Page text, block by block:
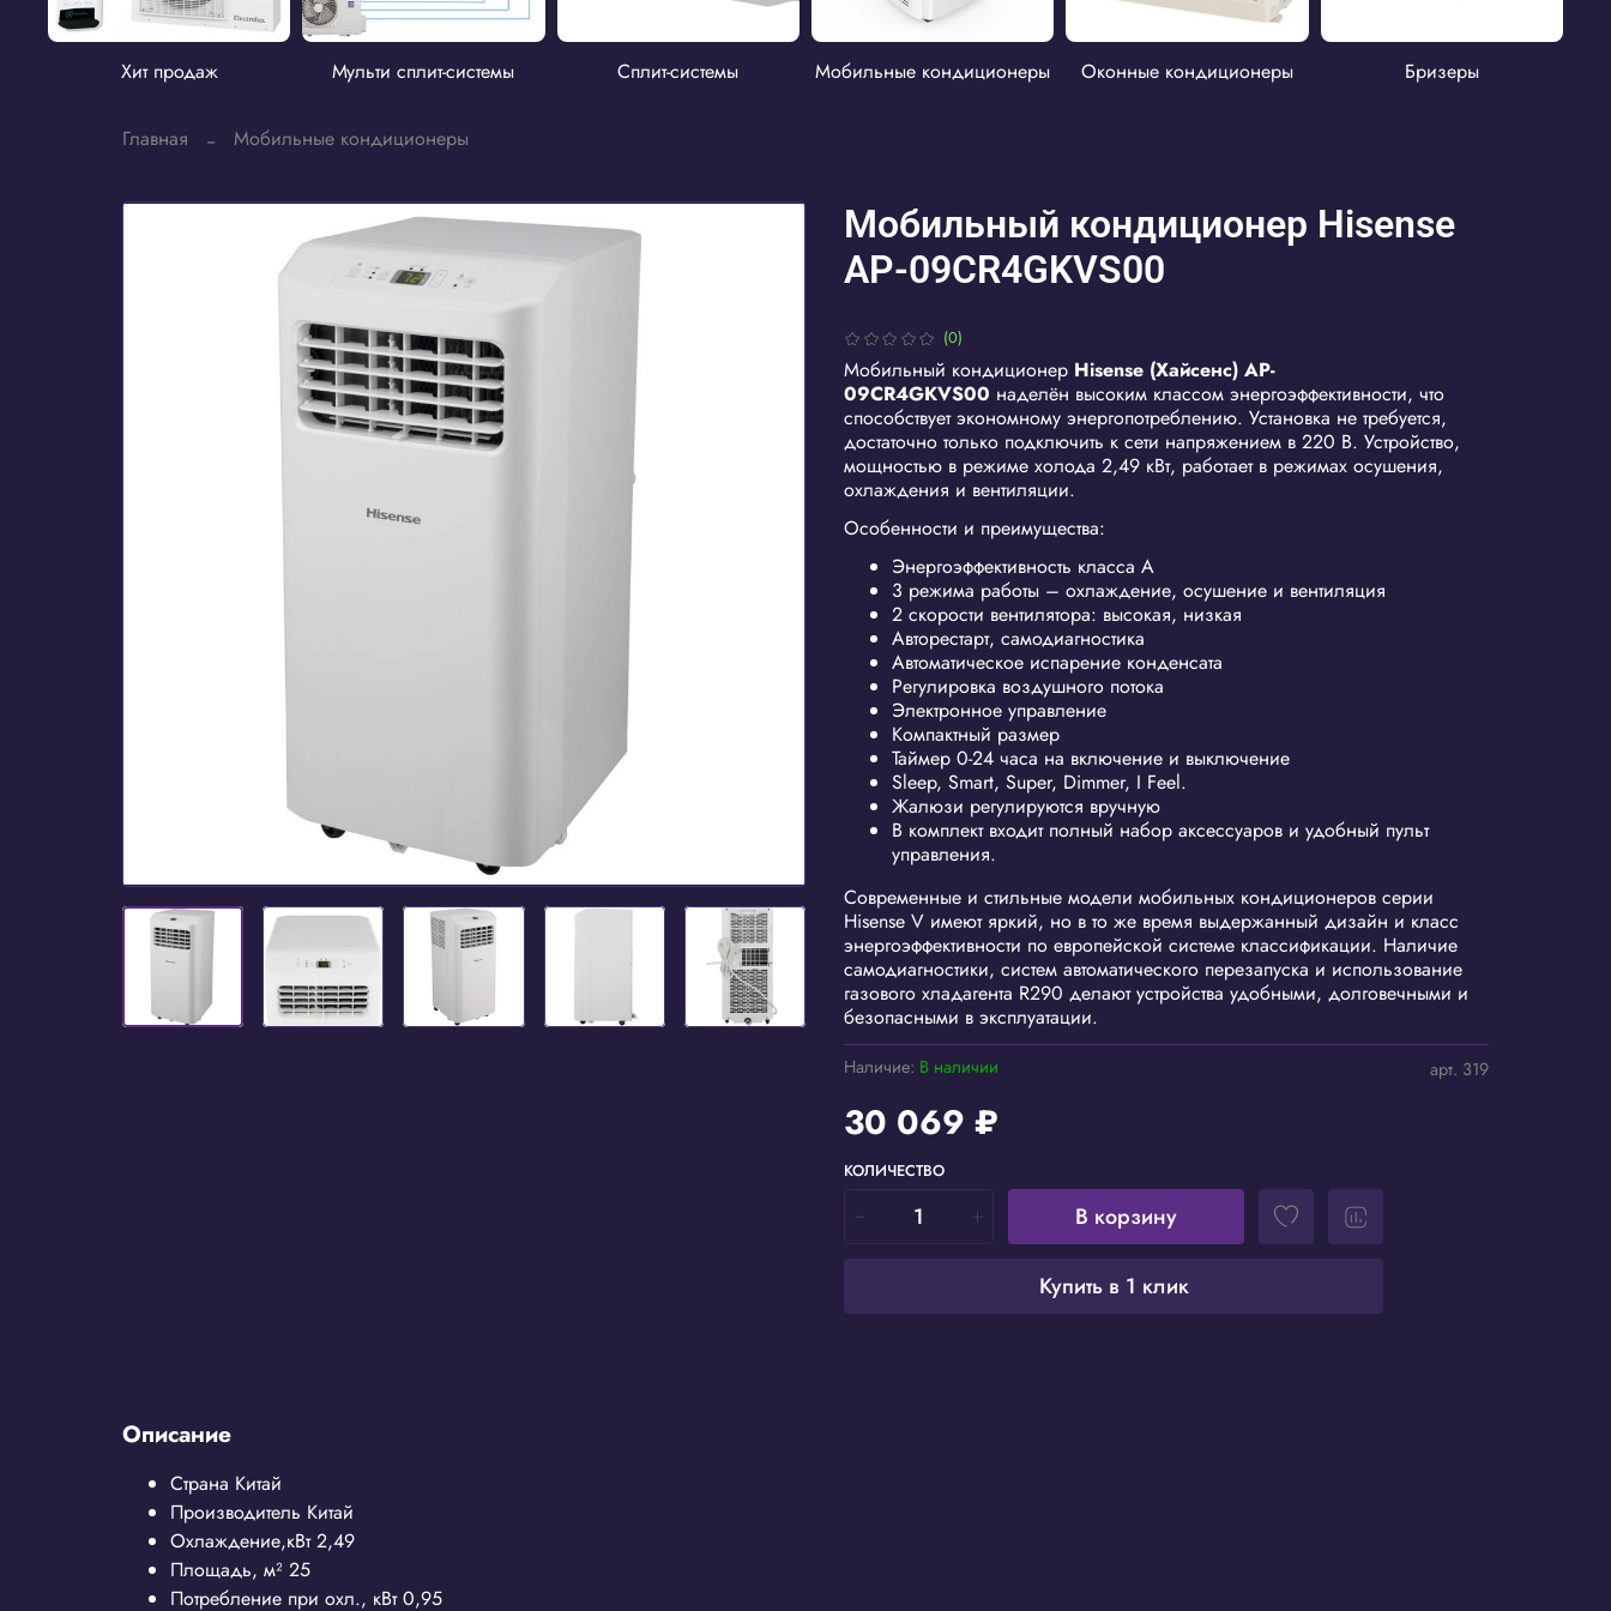
Хит продаж Мульти сплит-системы Сплит-системы Мобильные кондиционеры Оконные кондиционеры Бризеры
Главная Мобильные кондиционеры
(0)
арт. 319
Наличие: В наличии
Мобильный кондиционер Hisense
AP-09CR4GKVS00
30 069 ₽
КОЛИЧЕСТВО
В корзину
Купить в 1 клик
Мобильный кондиционер Hisense (Хайсенс) AP-
09CR4GKVS00 наделён высоким классом энергоэффективности, что
способствует экономному энергопотреблению. Установка не требуется,
достаточно только подключить к сети напряжением в 220 В. Устройство,
мощностью в режиме холода 2,49 кВт, работает в режимах осушения,
охлаждения и вентиляции.
Особенности и преимущества:
Энергоэффективность класса А
3 режима работы – охлаждение, осушение и вентиляция
2 скорости вентилятора: высокая, низкая
Авторестарт, самодиагностика
Автоматическое испарение конденсата
Регулировка воздушного потока
Электронное управление
Компактный размер
Таймер 0-24 часа на включение и выключение
Sleep, Smart, Super, Dimmer, I Feel.
Жалюзи регулируются вручную
В комплект входит полный набор аксессуаров и удобный пульт
управления.
Современные и стильные модели мобильных кондиционеров серии
Hisense V имеют яркий, но в то же время выдержанный дизайн и класс
энергоэффективности по европейской системе классификации. Наличие
самодиагностики, систем автоматического перезапуска и использование
газового хладагента R290 делают устройства удобными, долговечными и
безопасными в эксплуатации.
Описание
Страна Китай
Производитель Китай
Охлаждение,кВт 2,49
Площадь, м² 25
Потребление при охл., кВт 0,95